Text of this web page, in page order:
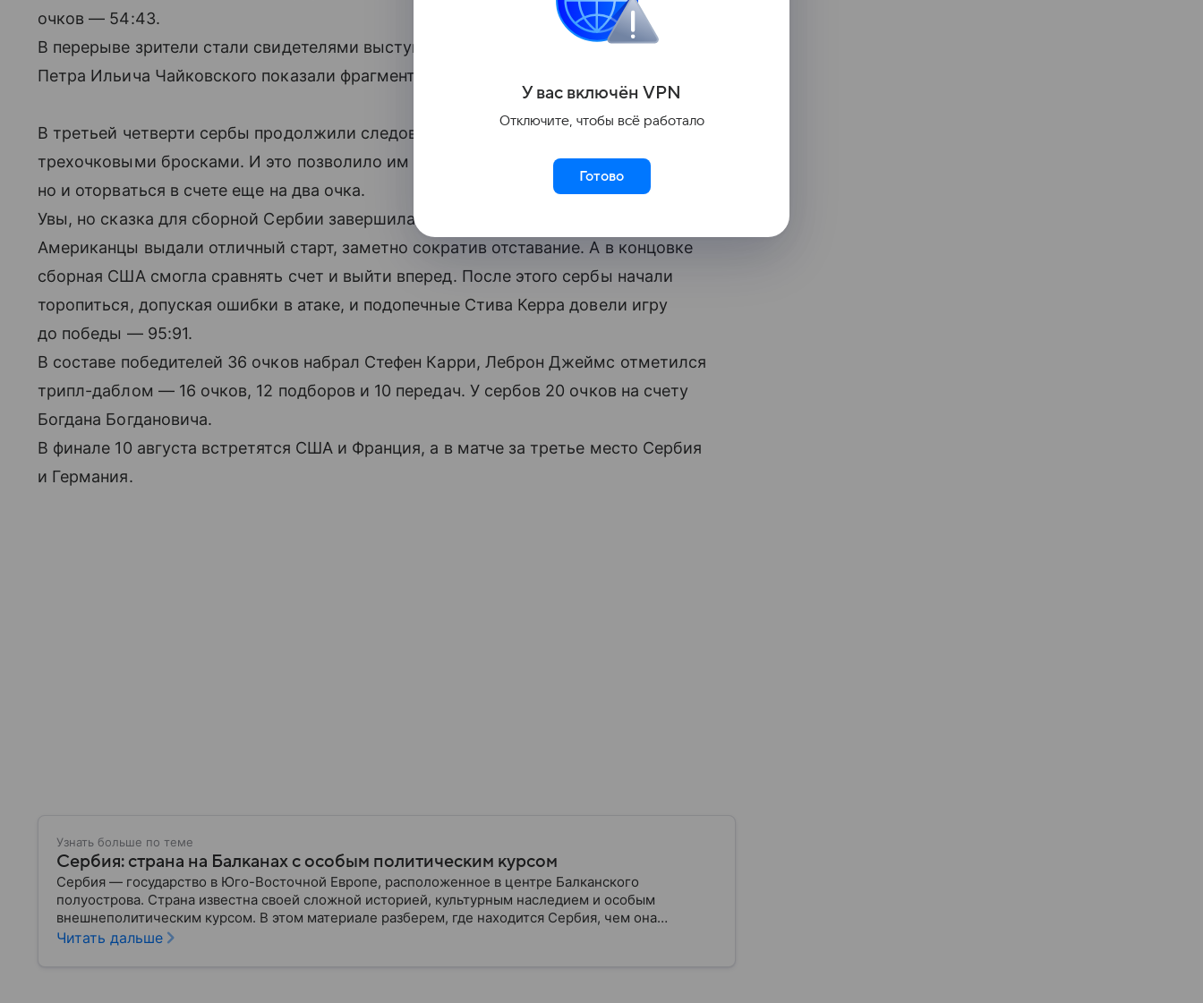
очков — 54:43.
В перерыве зрители стали свидетелями выступления балерин, которые под музыку
Петра Ильича Чайковского показали фрагмент из «Лебединого озера».
В третьей четверти сербы продолжили следовать своей тактике, чаще атакуя
трехочковыми бросками. И это позволило им не только сохранить преимущество,
но и оторваться в счете еще на два очка.
Увы, но сказка для сборной Сербии завершилась в заключительной десятиминутке.
Американцы выдали отличный старт, заметно сократив отставание. А в концовке
сборная США смогла сравнять счет и выйти вперед. После этого сербы начали
торопиться, допуская ошибки в атаке, и подопечные Стива Керра довели игру
до победы — 95:91.
В составе победителей 36 очков набрал Стефен Карри, Леброн Джеймс отметился
трипл-даблом — 16 очков, 12 подборов и 10 передач. У сербов 20 очков на счету
Богдана Богдановича.
В финале 10 августа встретятся США и Франция, а в матче за третье место Сербия
и Германия.
Узнать больше по теме
Сербия: страна на Балканах с особым политическим курсом
Сербия — государство в Юго-Восточной Европе, расположенное в центре Балканского
полуострова. Страна известна своей сложной историей, культурным наследием и особым
внешнеполитическим курсом. В этом материале разберем, где находится Сербия, чем она
известна, как устроена ее экономика и какую роль это государство играет сегодня.
Читать дальше
У вас включён VPN
Отключите, чтобы всё работало
Готово